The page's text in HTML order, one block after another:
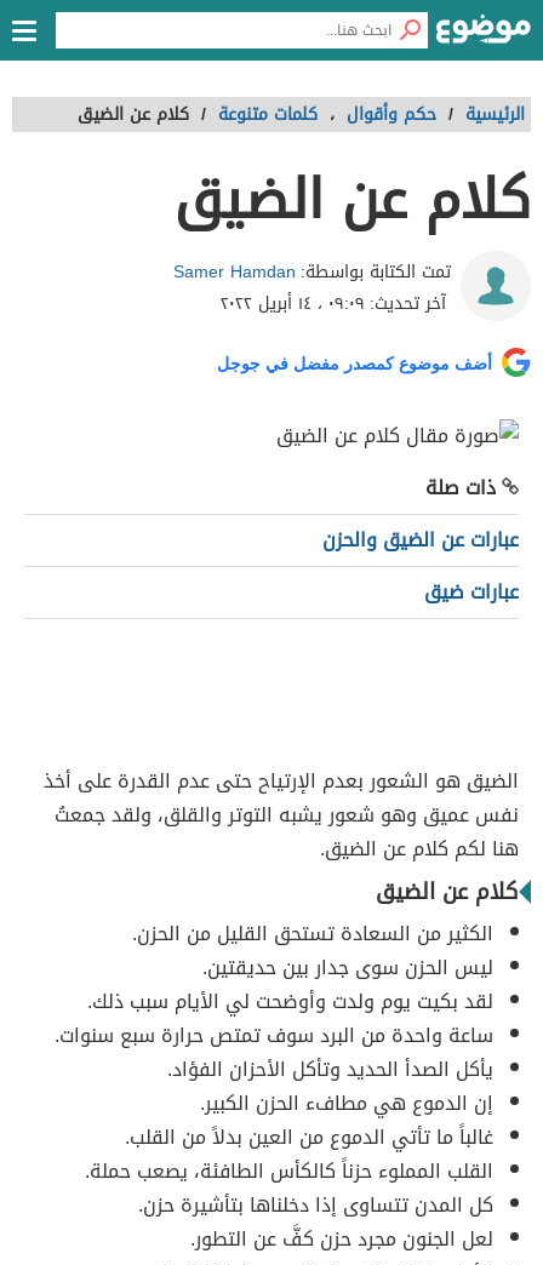
الرئيسية / حكم وأقوال ، كلمات متنوعة / كلام عن الضيق
كلام عن الضيق
تمت الكتابة بواسطة: Samer Hamdan
آخر تحديث: ٠٩:٠٩ ، ١٤ أبريل ٢٠٢٢
أضف موضوع كمصدر مفضل في جوجل
ذات صلة
عبارات عن الضيق والحزن
عبارات ضيق
الضيق هو الشعور بعدم الإرتياح حتى عدم القدرة على أخذ
نفس عميق وهو شعور يشبه التوتر والقلق، ولقد جمعتُ
هنا لكم كلام عن الضيق.
كلام عن الضيق
الكثير من السعادة تستحق القليل من الحزن.
ليس الحزن سوى جدار بين حديقتين.
لقد بكيت يوم ولدت وأوضحت لي الأيام سبب ذلك.
ساعة واحدة من البرد سوف تمتص حرارة سبع سنوات.
يأكل الصدأ الحديد وتأكل الأحزان الفؤاد.
إن الدموع هي مطافء الحزن الكبير.
غالباً ما تأتي الدموع من العين بدلاً من القلب.
القلب المملوء حزناً كالكأس الطافئة، يصعب حملة.
كل المدن تتساوى إذا دخلناها بتأشيرة حزن.
لعل الجنون مجرد حزن كفَّ عن التطور.